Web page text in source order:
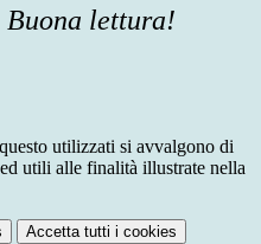
Buona lettura!
utilizzati si avvalgono di
utili alle finalità illustrate nella
Accetta tutti i cookies